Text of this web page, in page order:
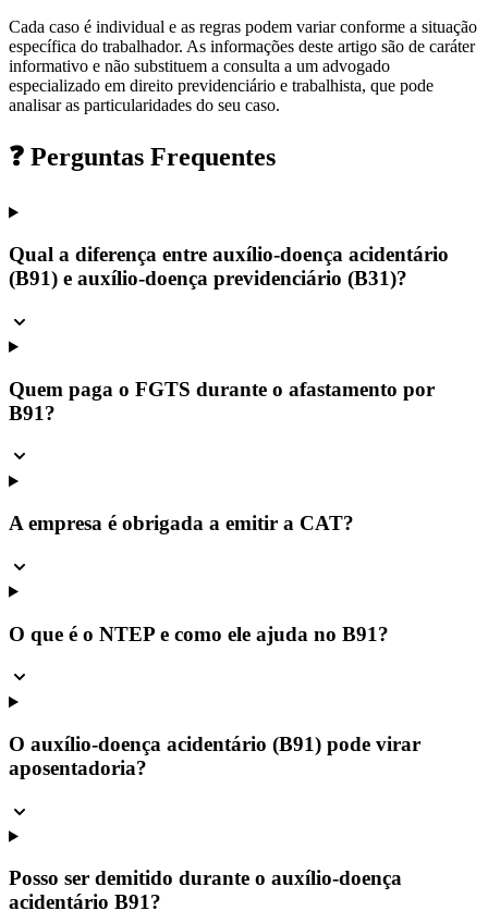
Cada caso é individual e as regras podem variar conforme a situação
específica do trabalhador. As informações deste artigo são de caráter
informativo e não substituem a consulta a um advogado
especializado em direito previdenciário e trabalhista, que pode
analisar as particularidades do seu caso.
❓ Perguntas Frequentes
Qual a diferença entre auxílio-doença acidentário
(B91) e auxílio-doença previdenciário (B31)?
Quem paga o FGTS durante o afastamento por
B91?
A empresa é obrigada a emitir a CAT?
O que é o NTEP e como ele ajuda no B91?
O auxílio-doença acidentário (B91) pode virar
aposentadoria?
Posso ser demitido durante o auxílio-doença
acidentário B91?